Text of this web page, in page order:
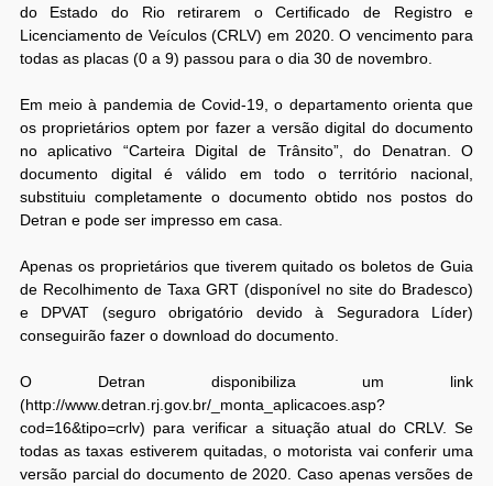
do Estado do Rio retirarem o Certificado de Registro e
Licenciamento de Veículos (CRLV) em 2020. O vencimento para
todas as placas (0 a 9) passou para o dia 30 de novembro.
Em meio à pandemia de Covid-19, o departamento orienta que
os proprietários optem por fazer a versão digital do documento
no aplicativo “Carteira Digital de Trânsito”, do Denatran. O
documento digital é válido em todo o território nacional,
substituiu completamente o documento obtido nos postos do
Detran e pode ser impresso em casa.
Apenas os proprietários que tiverem quitado os boletos de Guia
de Recolhimento de Taxa GRT (disponível no site do Bradesco)
e DPVAT (seguro obrigatório devido à Seguradora Líder)
conseguirão fazer o download do documento.
O Detran disponibiliza um link
(http://www.detran.rj.gov.br/_monta_aplicacoes.asp?
cod=16&tipo=crlv) para verificar a situação atual do CRLV. Se
todas as taxas estiverem quitadas, o motorista vai conferir uma
versão parcial do documento de 2020. Caso apenas versões de